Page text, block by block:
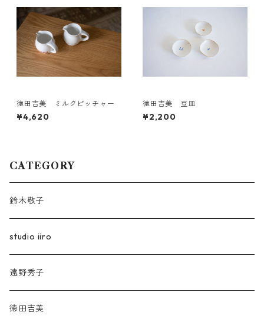
徳田吉美 ミルクピッチャー
¥4,620
徳田吉美 豆皿
¥2,200
CATEGORY
鈴木敬子
studio iiro
遠野秀子
徳田吉美